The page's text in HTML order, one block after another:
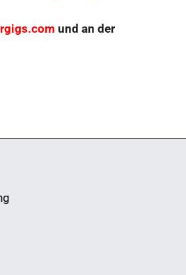
und an der